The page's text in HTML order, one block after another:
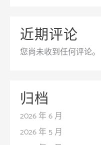
近期评论
您尚未收到任何评论。
归档
2026 年 6 月
2026 年 5 月